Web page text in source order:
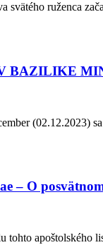
svätého ruženca
BAZILIKE
(02.12.2023)
– O
tohto apoštolského